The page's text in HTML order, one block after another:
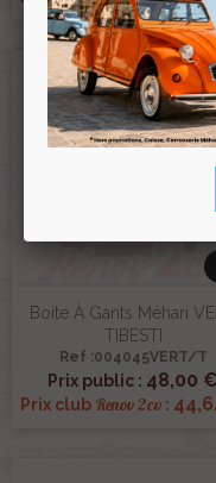
Boite À Gants Méhari
TIBESTI
Ref :004045VERT/T
Prix public : 48,00 €
Prix club Renov 2cv :